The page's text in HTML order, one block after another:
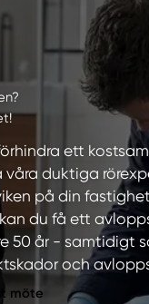
ett
duktiga
på din
du få ett
50 år - samtidigt
och
möte